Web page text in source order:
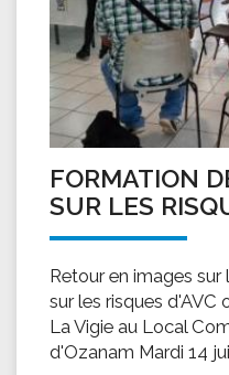
FORMATION
SUR LES
Retour en images
sur les risques d'AVC
La Vigie au Local
d'Ozanam Mardi 14